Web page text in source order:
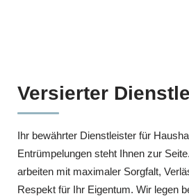
Versierter
Ihr bewährter Dienstleister für
Entrümpelungen steht Ihnen zur
arbeiten mit maximaler Sorgfalt,
Respekt für Ihr Eigentum. Wir legen